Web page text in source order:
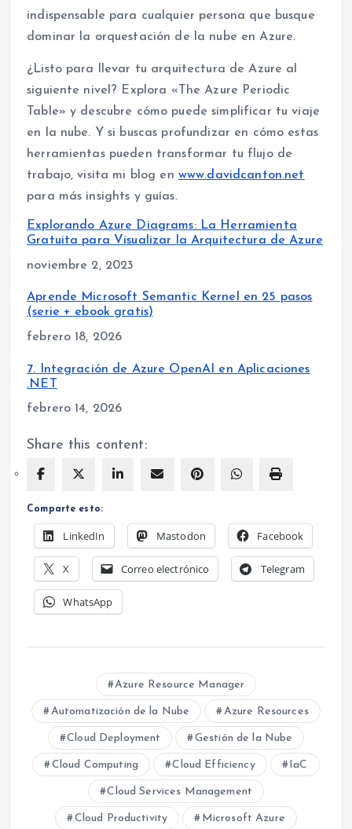
indispensable para cualquier persona que busque
dominar la orquestación de la nube en Azure.
¿Listo para llevar tu arquitectura de Azure al
siguiente nivel? Explora «The Azure Periodic
Table» y descubre cómo puede simplificar tu viaje
en la nube. Y si buscas profundizar en cómo estas
herramientas pueden transformar tu flujo de
trabajo, visita mi blog en www.davidcanton.net
para más insights y guías.
Explorando Azure Diagrams: La Herramienta
Gratuita para Visualizar la Arquitectura de Azure
Fecha
noviembre 2, 2023
Aprende Microsoft Semantic Kernel en 25 pasos
(serie + ebook gratis)
Fecha
febrero 18, 2026
7. Integración de Azure OpenAI en Aplicaciones
.NET
Fecha
febrero 14, 2026
Share this content:
Comparte esto:
LinkedIn Mastodon Facebook
X Correo electrónico Telegram
WhatsApp
Azure Resource Manager
Automatización de la Nube Azure Resources
Cloud Deployment Gestión de la Nube
Cloud Computing Cloud Efficiency IaC
Cloud Services Management
Cloud Productivity Microsoft Azure